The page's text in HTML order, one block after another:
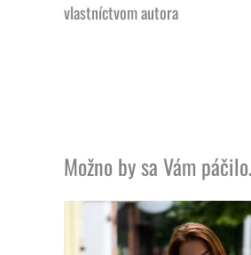
vlastníctvom autora
Možno by sa Vám